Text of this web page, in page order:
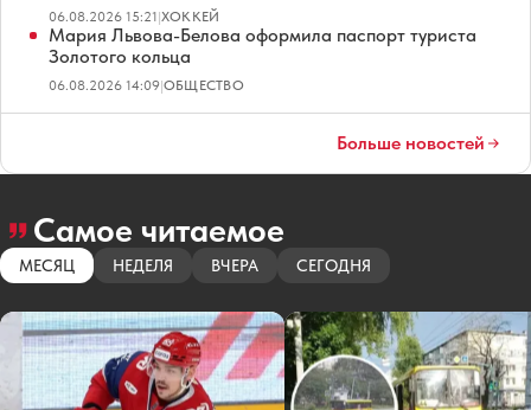
06.08.2026 15:21|ХОККЕЙ
Мария Львова-Белова оформила паспорт туриста
Золотого кольца
06.08.2026 14:09|ОБЩЕСТВО
Больше новостей
Самое читаемое
МЕСЯЦ НЕДЕЛЯ ВЧЕРА СЕГОДНЯ